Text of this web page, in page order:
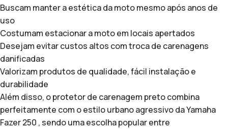
Buscam manter a estética da moto mesmo após anos de
uso
Costumam estacionar a moto em locais apertados
Desejam evitar custos altos com troca de carenagens
danificadas
Valorizam produtos de qualidade, fácil instalação e
durabilidade
Além disso, o protetor de carenagem preto combina
perfeitamente com o estilo urbano agressivo da Yamaha
Fazer 250 , sendo uma escolha popular entre